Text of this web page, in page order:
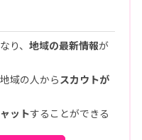
り、 地域の最新情報が
域の人からスカウトが
ットすることができる